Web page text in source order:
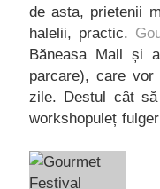
de asta, prietenii
halelii, practic.
Băneasa Mall și
parcare), care
zile. Destul cât
workshopuleț